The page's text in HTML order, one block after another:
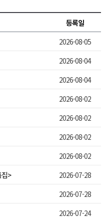
등록일
2026-08-05
2026-08-04
2026-08-04
2026-08-02
2026-08-02
2026-08-02
2026-08-02
집>
2026-07-28
2026-07-28
2026-07-24